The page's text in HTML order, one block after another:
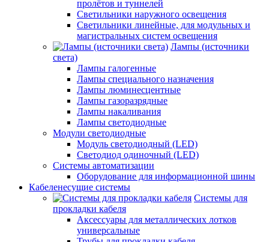
пролётов и туннелей
Светильники наружного освещения
Светильники линейные, для модульных и
магистральных систем освещения
Лампы (источники
света)
Лампы галогенные
Лампы специального назначения
Лампы люминесцентные
Лампы газоразрядные
Лампы накаливания
Лампы светодиодные
Модули светодиодные
Модуль светодиодный (LED)
Светодиод одиночный (LED)
Системы автоматизации
Оборудование для информационной шины
Кабеленесущие системы
Системы для
прокладки кабеля
Аксессуары для металлических лотков
универсальные